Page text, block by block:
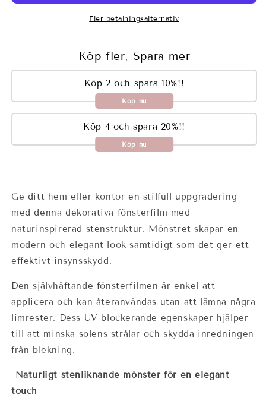
Fler betalningsalternativ
Köp fler, Spara mer
Köp 2 och spara 10%!!
Köp nu
Köp 4 och spara 20%!!
Köp nu
Ge ditt hem eller kontor en stilfull uppgradering
med denna dekorativa fönsterfilm med
naturinspirerad stenstruktur. Mönstret skapar en
modern och elegant look samtidigt som det ger ett
effektivt insynsskydd.
Den självhäftande fönsterfilmen är enkel att
applicera och kan återanvändas utan att lämna några
limrester. Dess UV-blockerande egenskaper hjälper
till att minska solens strålar och skydda inredningen
från blekning.
- Naturligt stenliknande mönster för en elegant
touch